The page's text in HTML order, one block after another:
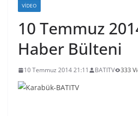
VIDEO
10 Temmuz
Haber Bülteni
10 Temmuz 2014 21:11 BATITV 333